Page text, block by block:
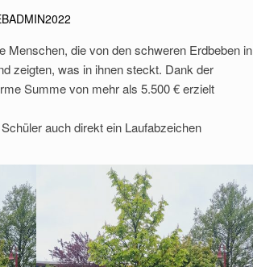
Menschen, die von den schweren Erdbeben in
zeigten, was in ihnen steckt. Dank der
Summe von mehr als 5.500 € erzielt
auch direkt ein Laufabzeichen